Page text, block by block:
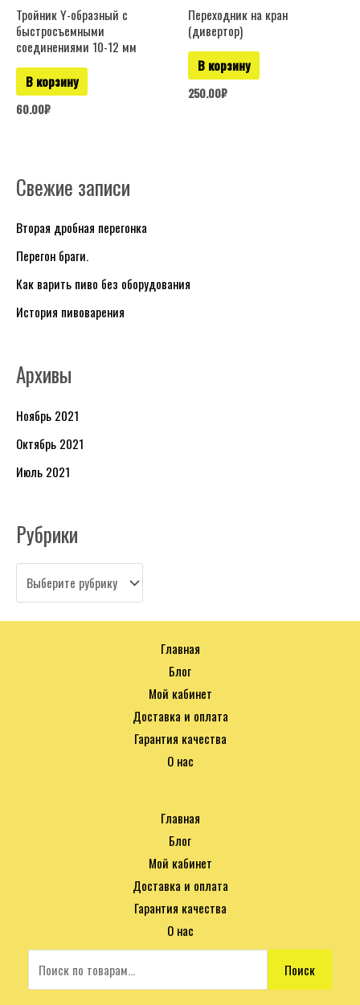
Свежие записи
Вторая дробная перегонка
Перегон браги.
Как варить пиво без оборудования
История пивоварения
Архивы
Ноябрь 2021
Октябрь 2021
Июль 2021
Рубрики
Р
б
р
и
к
Тройник Y-образный с
быстросъемными
соединениями 10-12 мм
В корзину
60.00₽
Переходник на кран
(дивертор)
В корзину
250.00₽
Главная
Блог
Мой кабинет
Доставка и оплата
Гарантия качества
О нас
Главная
Блог
Мой кабинет
Доставка и оплата
Гарантия качества
О нас
Поиск